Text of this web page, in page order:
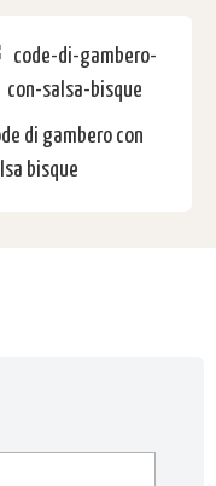
di gambero con
bisque